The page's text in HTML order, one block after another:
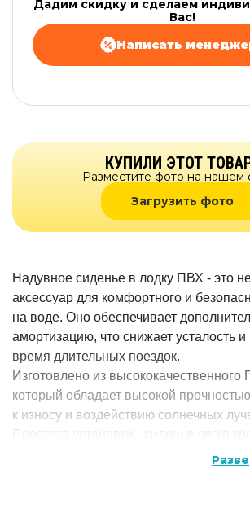
Дадим скидку и сделаем
Вас!
Написать
КУПИЛИ ЭТОТ
Разместите фото на нашем
Загрузить фото
Надувное сиденье в лодку ПВХ - это
аксессуар для комфортного и
на воде. Оно обеспечивает
амортизацию, что снижает усталость
время длительных поездок.
Изготовлено из
который обладает высокой
к износу и воздействию солнечных
Простота установки - сиденье легко
лодки с помощью специальных ремней